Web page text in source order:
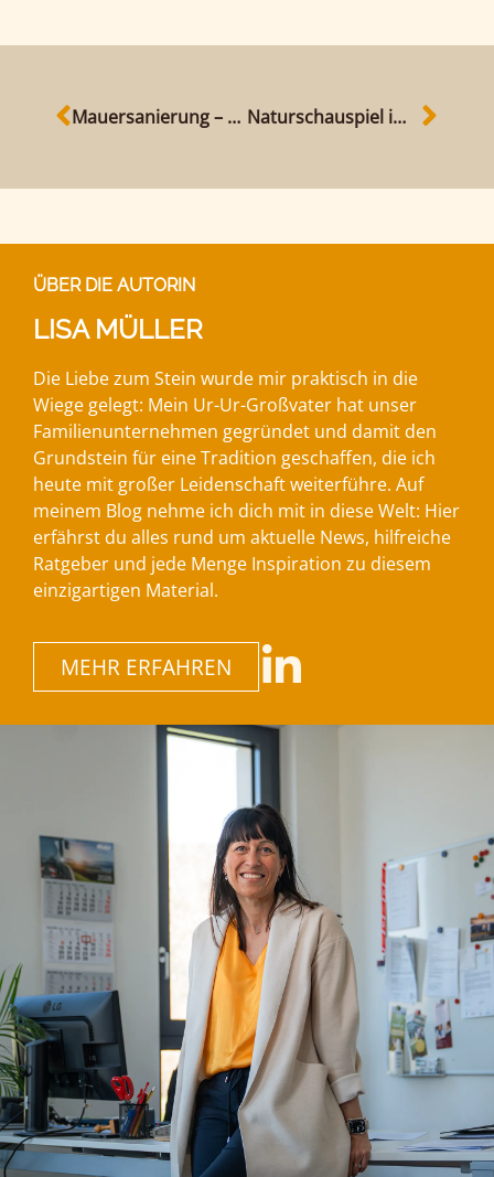
Mauersanierung – Sanieren statt Abriss. Naturschauspiel im Steinbruch
ÜBER DIE AUTORIN
LISA MÜLLER
Die Liebe zum Stein wurde mir praktisch in die
Wiege gelegt: Mein Ur-Ur-Großvater hat unser
Familienunternehmen gegründet und damit den
Grundstein für eine Tradition geschaffen, die ich
heute mit großer Leidenschaft weiterführe. Auf
meinem Blog nehme ich dich mit in diese Welt: Hier
erfährst du alles rund um aktuelle News, hilfreiche
Ratgeber und jede Menge Inspiration zu diesem
einzigartigen Material.
MEHR ERFAHREN